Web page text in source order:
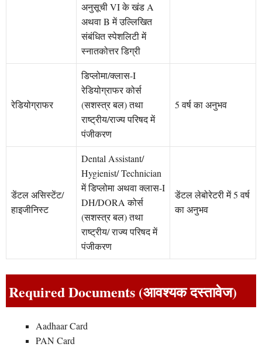
अनुसूची VI के खंड A
अथवा B में उल्लिखित
संबंधित स्पेशलिटी में
स्नातकोत्तर डिग्री
रेडियोग्राफर
डिप्लोमा/क्लास-I
रेडियोग्राफर कोर्स
(सशस्त्र बल) तथा
राष्ट्रीय/राज्य परिषद में
पंजीकरण
5 वर्ष का अनुभव
डेंटल असिस्टेंट/
हाइजीनिस्ट
Dental Assistant/
Hygienist/ Technician
में डिप्लोमा अथवा क्लास-I
DH/DORA कोर्स
(सशस्त्र बल) तथा
राष्ट्रीय/ राज्य परिषद में
पंजीकरण
डेंटल लेबोरेटरी में 5 वर्ष
का अनुभव
Required Documents (आवश्यक दस्तावेज)
Aadhaar Card
PAN Card